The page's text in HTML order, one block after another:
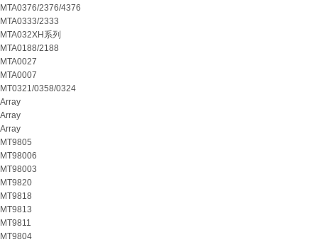
MTA0376/2376/4376
MTA0333/2333
MTA032XH系列
MTA0188/2188
MTA0027
MTA0007
MT0321/0358/0324
Array
Array
Array
MT9805
MT98006
MT98003
MT9820
MT9818
MT9813
MT9811
MT9804